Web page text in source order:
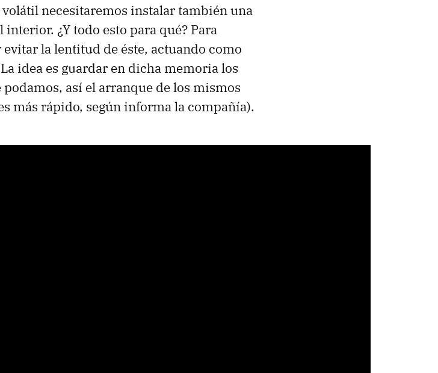
necesitaremos instalar también una
¿Y todo esto para qué? Para
la lentitud de éste, actuando como
idea es guardar en dicha memoria los
así el arranque de los mismos
más rápido, según informa la compañía).